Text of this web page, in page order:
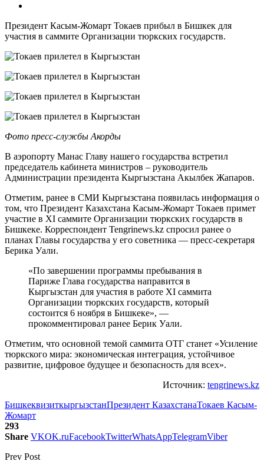
Президент Касым-Жомарт Токаев прибыл в Бишкек для
участия в саммите Организации тюркских государств.
Фото пресс-службы Акорды
В аэропорту Манас Главу нашего государства встретил
председатель кабинета министров – руководитель
Администрации президента Кыргызстана Акылбек Жапаров.
Отметим, ранее в СМИ Кыргызстана появилась информация о
том, что Президент Казахстана Касым-Жомарт Токаев примет
участие в XI саммите Организации тюркских государств в
Бишкеке. Корреспондент Tengrinews.kz спросил ранее о
планах Главы государства у его советника — пресс-секретаря
Берика Уали.
«По завершении программы пребывания в
Париже Глава государства направится в
Кыргызстан для участия в работе XI саммита
Организации тюркских государств, который
состоится 6 ноября в Бишкеке», —
прокомментировал ранее Берик Уали.
Отметим, что основной темой саммита ОТГ станет «Усиление
тюркского мира: экономическая интеграция, устойчивое
развитие, цифровое будущее и безопасность для всех».
Источник: tengrinews.kz
БишкеквизиткыргызстанПрезидент КазахстанаТокаев Касым-
Жомарт
293
Share VKOK.ruFacebookTwitterWhatsAppTelegramViber
Prev Post